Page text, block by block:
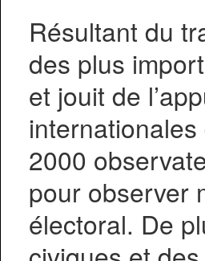
Résultant du
des plus
et jouit de
2000
pour observer
électoral. De